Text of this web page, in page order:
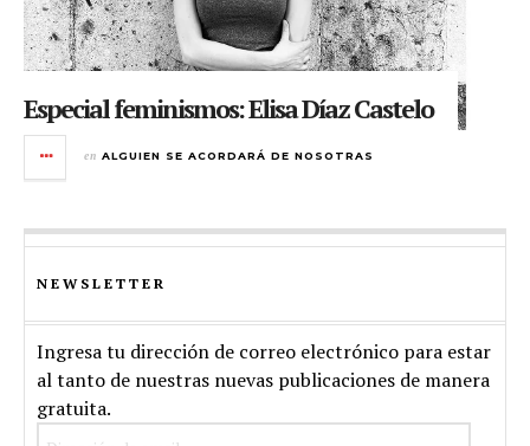
Especial feminismos: Elisa Díaz Castelo
en ALGUIEN SE ACORDARÁ DE NOSOTRAS
NEWSLETTER
Ingresa tu dirección de correo electrónico para estar
al tanto de nuestras nuevas publicaciones de manera
gratuita.